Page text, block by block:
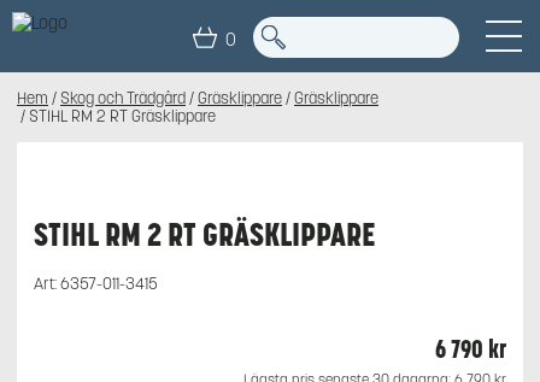
0
Hem / Skog och Trädgård/Gräsklippare/Gräsklippare
/ STIHL RM 2 RT Gräsklippare
STIHL RM 2 RT GRÄSKLIPPARE
Art:6357-011-3415
6 790 kr